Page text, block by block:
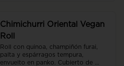
Chimichurri Oriental Vegan
Roll
Roll con quinoa, champiñón furai,
palta y espárragos tempura,
envuelto en panko. Cubierto de